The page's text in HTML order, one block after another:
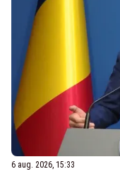
6 aug. 2026, 15:33